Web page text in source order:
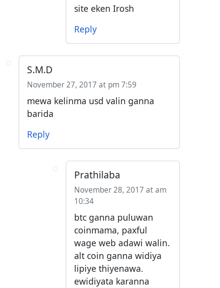
site eken Irosh
Reply
S.M.D
November 27, 2017 at pm 7:59
mewa kelinma usd valin ganna
barida
Reply
Prathilaba
November 28, 2017 at am
10:34
btc ganna puluwan
coinmama, paxful
wage web adawi walin.
alt coin ganna widiya
lipiye thiyenawa.
ewidiyata karanna